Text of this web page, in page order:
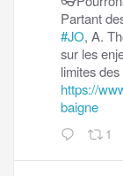
Partant
#JO, A.
sur les
limites
https://
baigne
1